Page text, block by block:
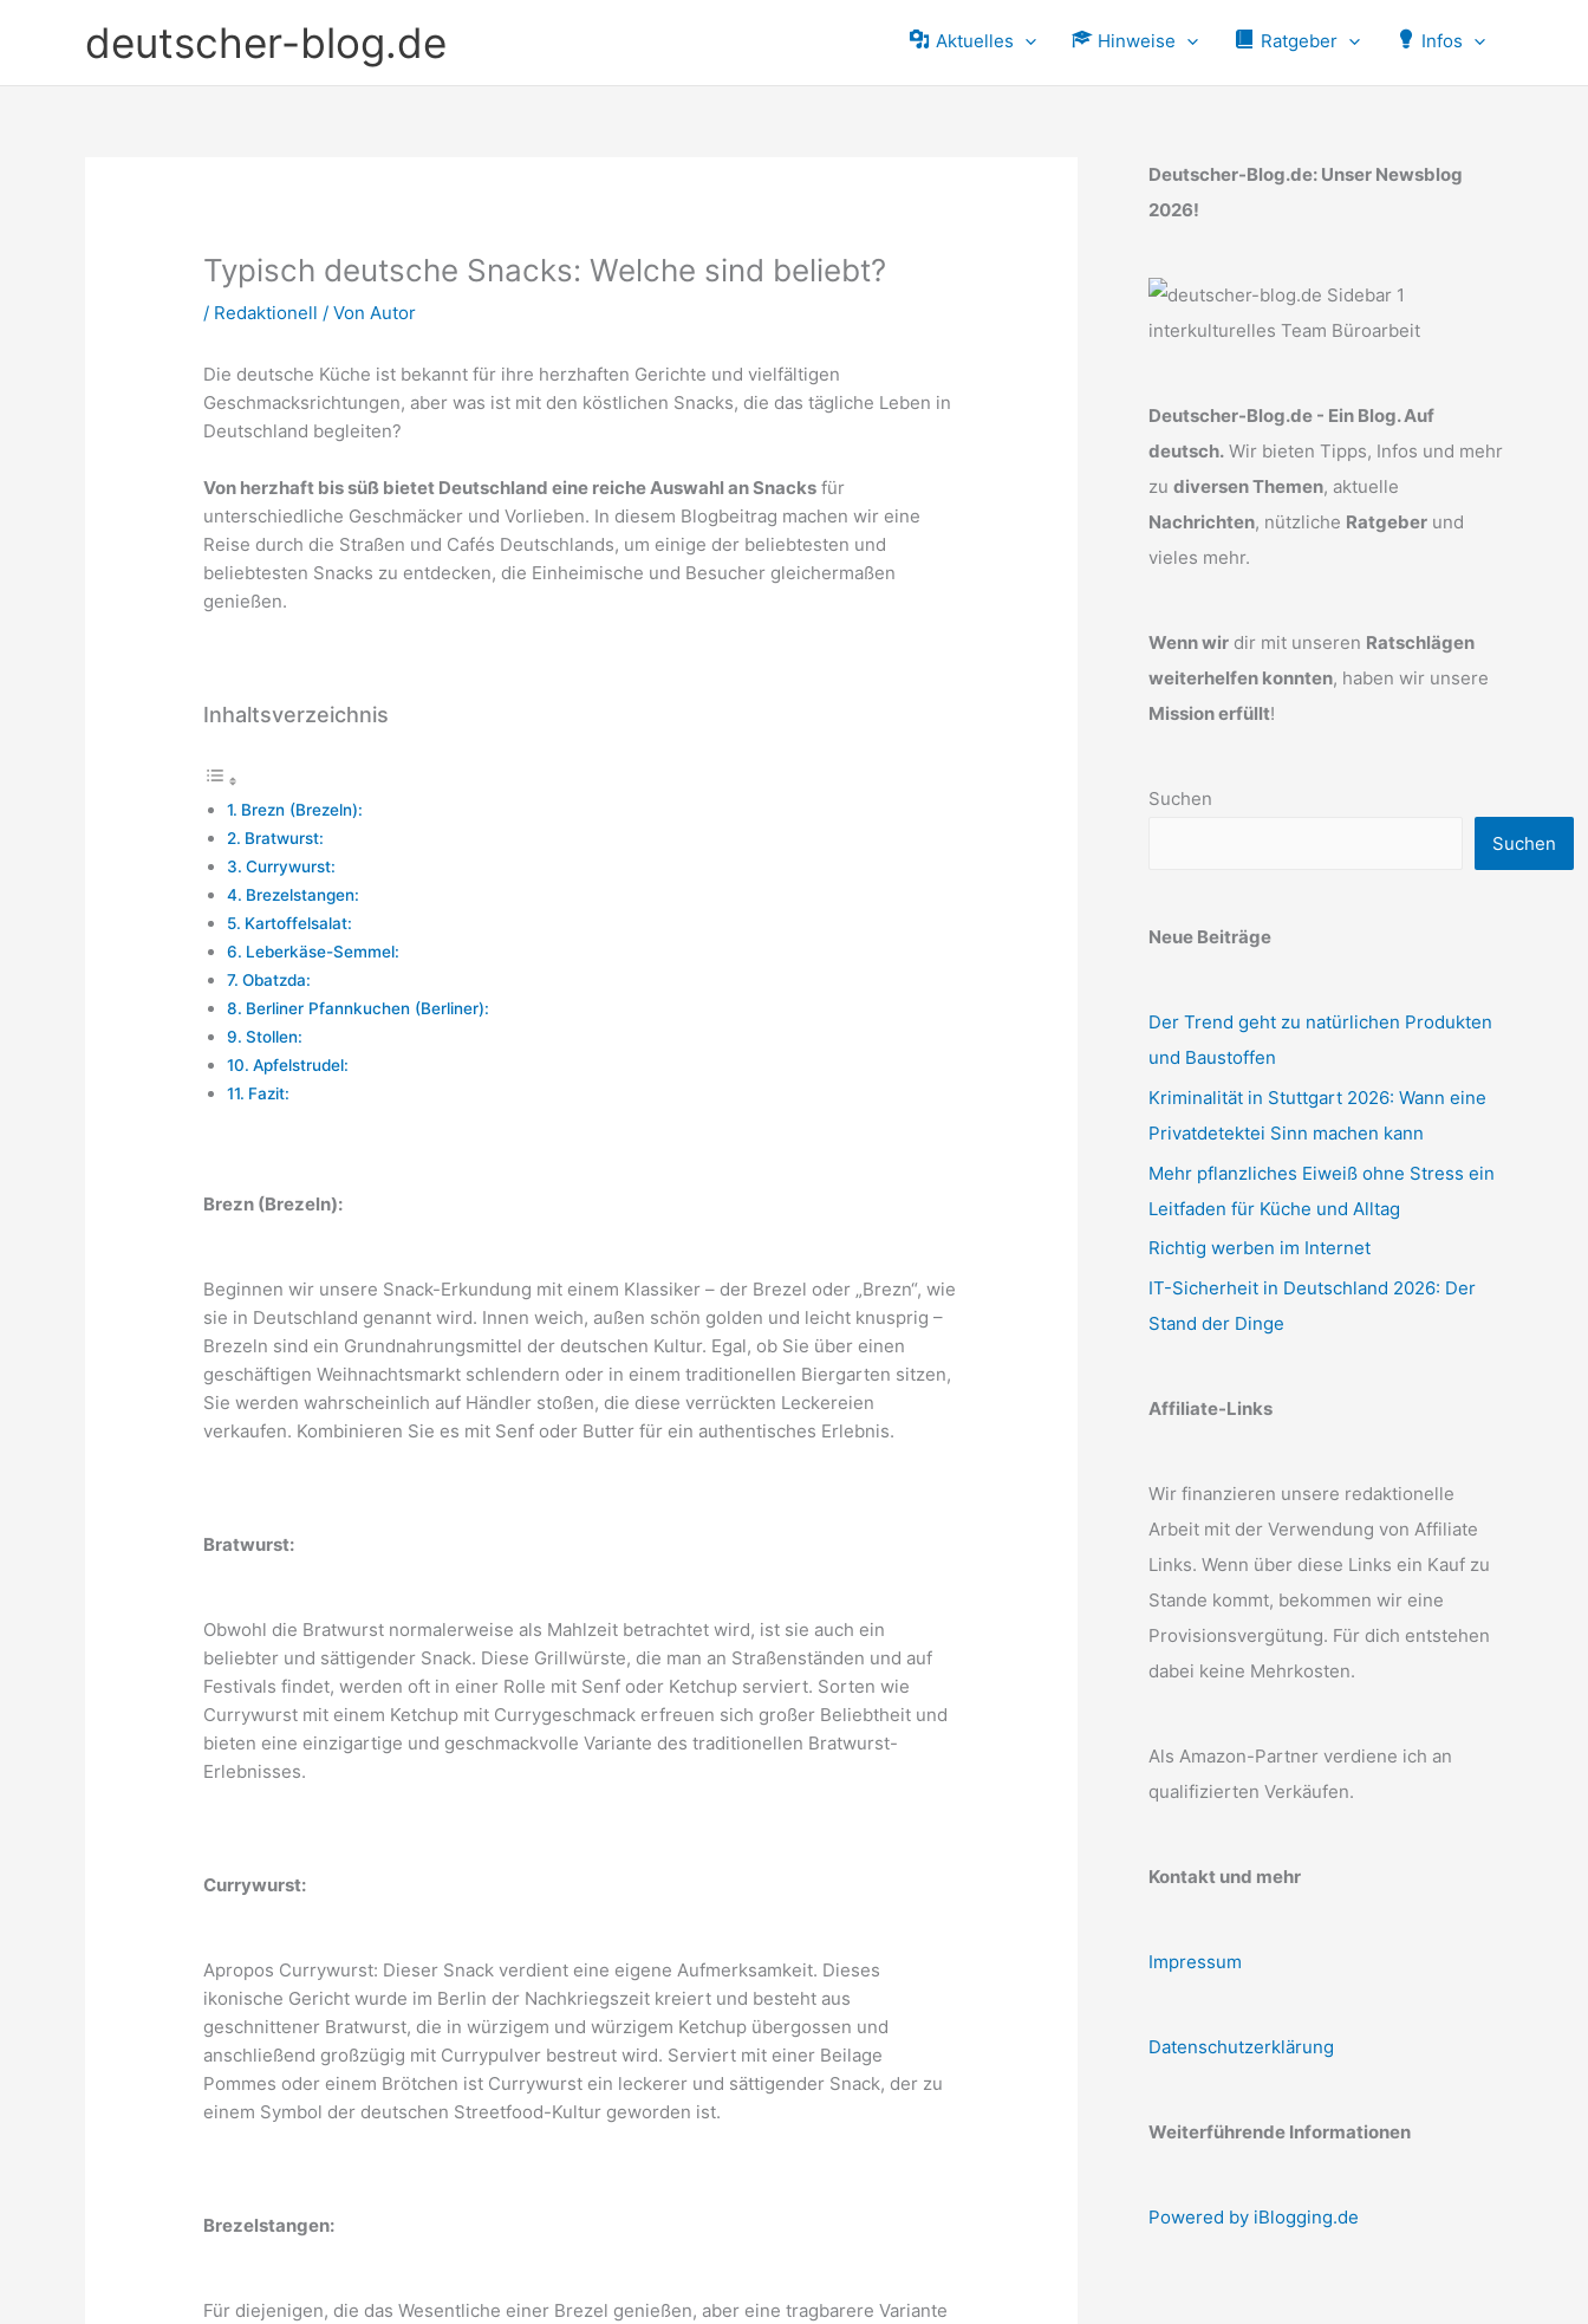
deutscher-blog.de Aktuelles Hinweise Ratgeber Infos
Typisch deutsche Snacks: Welche sind beliebt?
/ Redaktionell / VonAutor
Die deutsche Küche ist bekannt für ihre herzhaften Gerichte und vielfältigen
Geschmacksrichtungen, aber was ist mit den köstlichen Snacks, die das tägliche Leben in
Deutschland begleiten?
Von herzhaft bis süß bietet Deutschland eine reiche Auswahl an Snacks für
unterschiedliche Geschmäcker und Vorlieben. In diesem Blogbeitrag machen wir eine
Reise durch die Straßen und Cafés Deutschlands, um einige der beliebtesten und
beliebtesten Snacks zu entdecken, die Einheimische und Besucher gleichermaßen
genießen.
Inhaltsverzeichnis
Brezn (Brezeln):
Bratwurst:
Currywurst:
Brezelstangen:
Kartoffelsalat:
Leberkäse-Semmel:
Obatzda:
Berliner Pfannkuchen (Berliner):
Stollen:
Apfelstrudel:
Fazit:
Brezn (Brezeln):
Beginnen wir unsere Snack-Erkundung mit einem Klassiker – der Brezel oder „Brezn“, wie
sie in Deutschland genannt wird. Innen weich, außen schön golden und leicht knusprig –
Brezeln sind ein Grundnahrungsmittel der deutschen Kultur. Egal, ob Sie über einen
geschäftigen Weihnachtsmarkt schlendern oder in einem traditionellen Biergarten sitzen,
Sie werden wahrscheinlich auf Händler stoßen, die diese verrückten Leckereien
verkaufen. Kombinieren Sie es mit Senf oder Butter für ein authentisches Erlebnis.
Bratwurst:
Obwohl die Bratwurst normalerweise als Mahlzeit betrachtet wird, ist sie auch ein
beliebter und sättigender Snack. Diese Grillwürste, die man an Straßenständen und auf
Festivals findet, werden oft in einer Rolle mit Senf oder Ketchup serviert. Sorten wie
Currywurst mit einem Ketchup mit Currygeschmack erfreuen sich großer Beliebtheit und
bieten eine einzigartige und geschmackvolle Variante des traditionellen Bratwurst-
Erlebnisses.
Currywurst:
Apropos Currywurst: Dieser Snack verdient eine eigene Aufmerksamkeit. Dieses
ikonische Gericht wurde im Berlin der Nachkriegszeit kreiert und besteht aus
geschnittener Bratwurst, die in würzigem und würzigem Ketchup übergossen und
anschließend großzügig mit Currypulver bestreut wird. Serviert mit einer Beilage
Pommes oder einem Brötchen ist Currywurst ein leckerer und sättigender Snack, der zu
einem Symbol der deutschen Streetfood-Kultur geworden ist.
Brezelstangen:
Für diejenigen, die das Wesentliche einer Brezel genießen, aber eine tragbarere Variante
Deutscher-Blog.de: Unser Newsblog
2026!
Deutscher-Blog.de - Ein Blog. Auf
deutsch. Wir bieten Tipps, Infos und mehr
zu diversen Themen, aktuelle
Nachrichten, nützliche Ratgeber und
vieles mehr.
Wenn wir dir mit unseren Ratschlägen
weiterhelfen konnten, haben wir unsere
Mission erfüllt!
Suchen
Suchen
Neue Beiträge
Der Trend geht zu natürlichen Produkten
und Baustoffen
Kriminalität in Stuttgart 2026: Wann eine
Privatdetektei Sinn machen kann
Mehr pflanzliches Eiweiß ohne Stress ein
Leitfaden für Küche und Alltag
Richtig werben im Internet
IT-Sicherheit in Deutschland 2026: Der
Stand der Dinge
Affiliate-Links
Wir finanzieren unsere redaktionelle
Arbeit mit der Verwendung von Affiliate
Links. Wenn über diese Links ein Kauf zu
Stande kommt, bekommen wir eine
Provisionsvergütung. Für dich entstehen
dabei keine Mehrkosten.
Als Amazon-Partner verdiene ich an
qualifizierten Verkäufen.
Kontakt und mehr
Impressum
Datenschutzerklärung
Weiterführende Informationen
Powered by iBlogging.de